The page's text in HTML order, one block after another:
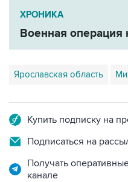
Военная операция
Ярославская область
Подписаться на
Получать
канале